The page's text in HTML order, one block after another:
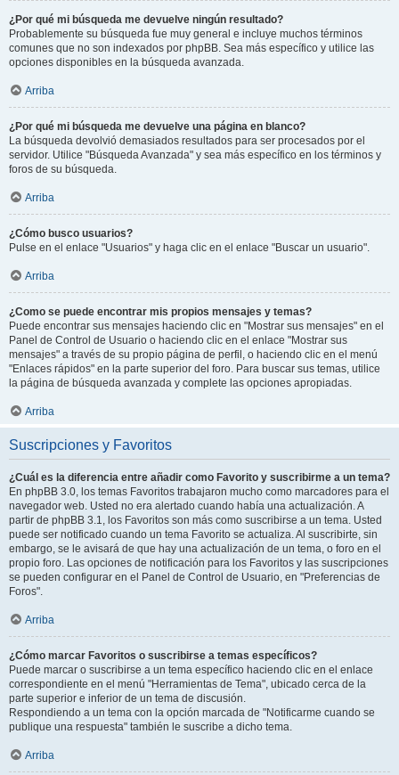
¿Por qué mi búsqueda me devuelve ningún resultado?
Probablemente su búsqueda fue muy general e incluye muchos términos
comunes que no son indexados por phpBB. Sea más específico y utilice las
opciones disponibles en la búsqueda avanzada.
Arriba
¿Por qué mi búsqueda me devuelve una página en blanco?
La búsqueda devolvió demasiados resultados para ser procesados por el
servidor. Utilice "Búsqueda Avanzada" y sea más específico en los términos y
foros de su búsqueda.
Arriba
¿Cómo busco usuarios?
Pulse en el enlace "Usuarios" y haga clic en el enlace "Buscar un usuario".
Arriba
¿Como se puede encontrar mis propios mensajes y temas?
Puede encontrar sus mensajes haciendo clic en "Mostrar sus mensajes" en el
Panel de Control de Usuario o haciendo clic en el enlace "Mostrar sus
mensajes" a través de su propio página de perfil, o haciendo clic en el menú
"Enlaces rápidos" en la parte superior del foro. Para buscar sus temas, utilice
la página de búsqueda avanzada y complete las opciones apropiadas.
Arriba
Suscripciones y Favoritos
¿Cuál es la diferencia entre añadir como Favorito y suscribirme a un tema?
En phpBB 3.0, los temas Favoritos trabajaron mucho como marcadores para el
navegador web. Usted no era alertado cuando había una actualización. A
partir de phpBB 3.1, los Favoritos son más como suscribirse a un tema. Usted
puede ser notificado cuando un tema Favorito se actualiza. Al suscribirte, sin
embargo, se le avisará de que hay una actualización de un tema, o foro en el
propio foro. Las opciones de notificación para los Favoritos y las suscripciones
se pueden configurar en el Panel de Control de Usuario, en "Preferencias de
Foros".
Arriba
¿Cómo marcar Favoritos o suscribirse a temas específicos?
Puede marcar o suscribirse a un tema específico haciendo clic en el enlace
correspondiente en el menú "Herramientas de Tema", ubicado cerca de la
parte superior e inferior de un tema de discusión.
Respondiendo a un tema con la opción marcada de "Notificarme cuando se
publique una respuesta" también le suscribe a dicho tema.
Arriba